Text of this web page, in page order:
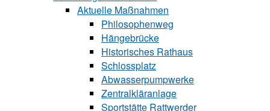
Aktuelle Maßnahmen
Philosophenweg
Hängebrücke
Historisches Rathaus
Schlossplatz
Abwasserpumpwerke
Zentralkläranlage
Sportstätte Rattwerder